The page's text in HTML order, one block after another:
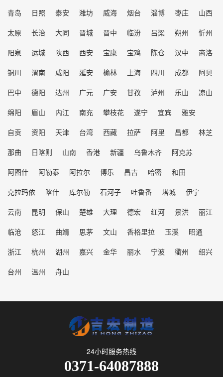
青岛
日照 泰安 潍坊 威海 烟台 淄博 枣庄
山西
太原
长治 大同 晋城 晋中 临汾 吕梁 朔州
忻州
阳泉
运城 陕西 西安 宝康 宝鸡 陈仓 汉中
商洛
铜川
渭南 咸阳 延安 榆林 上海 四川 成都
阿贝
巴中
德阳 达州 广元 广安 甘孜 泸州 乐山
凉山
绵阳
眉山 内江 南充 攀枝花 遂宁 宜宾
雅安
自贡
资阳 天津 台湾 西藏 拉萨 阿里 昌都
林芝
那曲
日喀则 山南 香港 新疆 乌鲁木齐
阿克苏
阿图什
阿勒泰 阿拉尔 博乐 昌吉 哈密
和田
克拉玛依
喀什 库尔勒 石河子 吐鲁番 塔城
伊宁
云南
昆明 保山 楚雄 大理 德宏 红河 景洪
丽江
临沧
怒江 曲靖 思茅 文山 香格里拉 玉溪
昭通
浙江
杭州 湖州 嘉兴 金华 丽水 宁波 衢州
绍兴
台州
温州 舟山
24小时服务热线
0371-64087888